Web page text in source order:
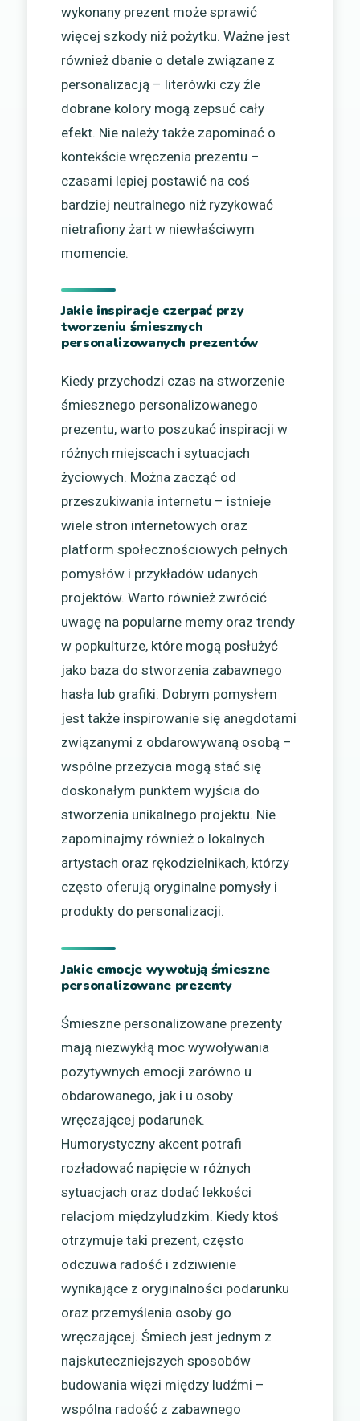
wykonany prezent może sprawić
więcej szkody niż pożytku. Ważne jest
również dbanie o detale związane z
personalizacją – literówki czy źle
dobrane kolory mogą zepsuć cały
efekt. Nie należy także zapominać o
kontekście wręczenia prezentu –
czasami lepiej postawić na coś
bardziej neutralnego niż ryzykować
nietrafiony żart w niewłaściwym
momencie.
Jakie inspiracje czerpać przy
tworzeniu śmiesznych
personalizowanych prezentów
Kiedy przychodzi czas na stworzenie
śmiesznego personalizowanego
prezentu, warto poszukać inspiracji w
różnych miejscach i sytuacjach
życiowych. Można zacząć od
przeszukiwania internetu – istnieje
wiele stron internetowych oraz
platform społecznościowych pełnych
pomysłów i przykładów udanych
projektów. Warto również zwrócić
uwagę na popularne memy oraz trendy
w popkulturze, które mogą posłużyć
jako baza do stworzenia zabawnego
hasła lub grafiki. Dobrym pomysłem
jest także inspirowanie się anegdotami
związanymi z obdarowywaną osobą –
wspólne przeżycia mogą stać się
doskonałym punktem wyjścia do
stworzenia unikalnego projektu. Nie
zapominajmy również o lokalnych
artystach oraz rękodzielnikach, którzy
często oferują oryginalne pomysły i
produkty do personalizacji.
Jakie emocje wywołują śmieszne
personalizowane prezenty
Śmieszne personalizowane prezenty
mają niezwykłą moc wywoływania
pozytywnych emocji zarówno u
obdarowanego, jak i u osoby
wręczającej podarunek.
Humorystyczny akcent potrafi
rozładować napięcie w różnych
sytuacjach oraz dodać lekkości
relacjom międzyludzkim. Kiedy ktoś
otrzymuje taki prezent, często
odczuwa radość i zdziwienie
wynikające z oryginalności podarunku
oraz przemyślenia osoby go
wręczającej. Śmiech jest jednym z
najskuteczniejszych sposobów
budowania więzi między ludźmi –
wspólna radość z zabawnego